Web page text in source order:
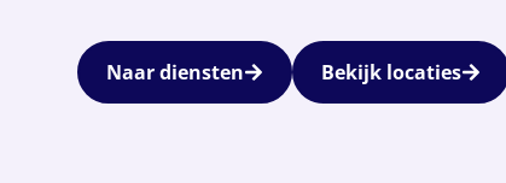
Naar diensten Bekijk locaties